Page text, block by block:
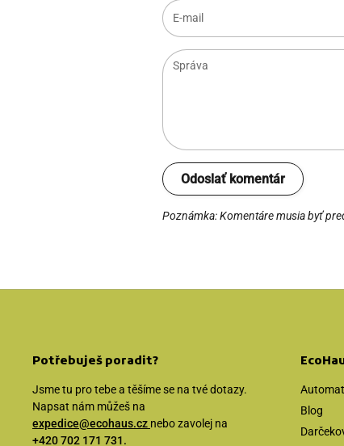
E-mail
Správa
Odoslať komentár
Poznámka: Komentáre musia byť
Potřebuješ poradit?
Jsme tu pro tebe a těšíme se na tvé dotazy.
Napsat nám můžeš na
expedice@ecohaus.cz nebo zavolej na
+420 702 171 731.
Blog